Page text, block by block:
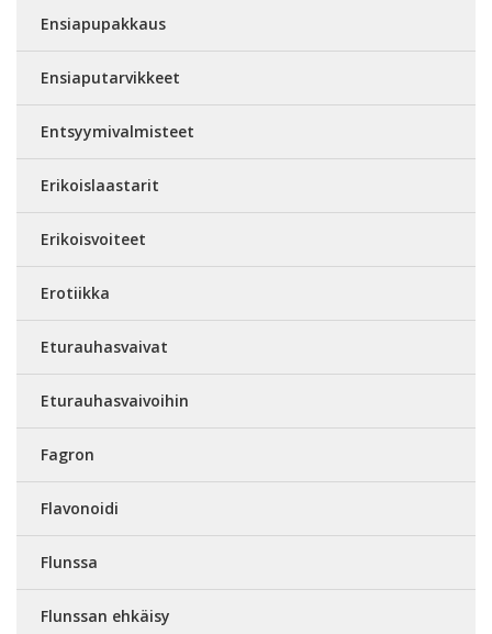
Ensiapupakkaus
Ensiaputarvikkeet
Entsyymivalmisteet
Erikoislaastarit
Erikoisvoiteet
Erotiikka
Eturauhasvaivat
Eturauhasvaivoihin
Fagron
Flavonoidi
Flunssa
Flunssan ehkäisy